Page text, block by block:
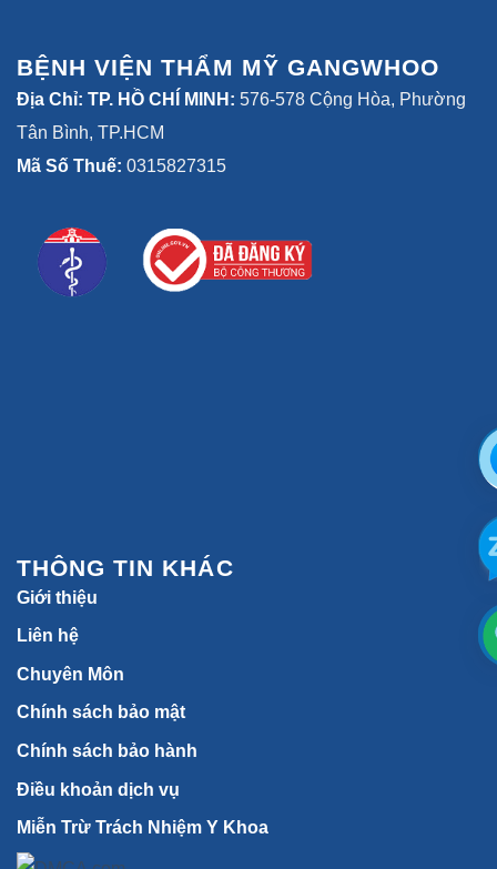
BỆNH VIỆN THẨM MỸ GANGWHOO
Địa Chỉ: TP. HỒ CHÍ MINH: 576-578 Cộng Hòa, Phường
Tân Bình, TP.HCM
Mã Số Thuế: 0315827315
THÔNG TIN KHÁC
Giới thiệu
Liên hệ
Chuyên Môn
Chính sách bảo mật
Chính sách bảo hành
Điều khoản dịch vụ
Miễn Trừ Trách Nhiệm Y Khoa